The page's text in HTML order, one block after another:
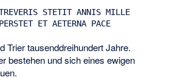
TREVERIS STETIT ANNIS MILLE
ET AETERNA PACE
Trier tausenddreihundert Jahre.
bestehen und sich eines ewigen